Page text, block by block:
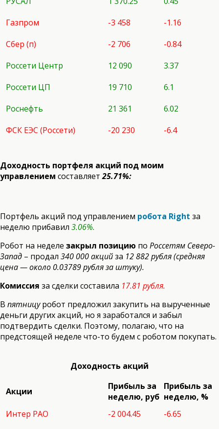
Газпром
-3 458
-1.16
Сбер (п)
-2 706
-0.84
Россети Центр
12 090
3.37
Россети ЦП
19 710
6.1
Роснефть
21 361
6.02
ФСК ЕЭС (Россети)
-20 230 -6.4
Доходность портфеля акций под моим
управлением составляет25.71%:
Портфель акций под управлением робота Right за
неделю прибавил 3.06%.
Робот на неделе закрыл позицию по Россетям Северо-
Запад – продал 340 000 акцийза 12 882 рубля (средняя
цена — около 0.03789 рубля за штуку).
Комиссия за сделки составила 17.81 рубля.
В пятницуробот предложил закупить на вырученные
деньги других акций, но я заработался и забыл
подтвердить сделки. Поэтому, полагаю, что на
предстоящей неделе что-то будем с роботом покупать.
Доходность акций
Акции
Прибыль за
неделю, руб
Прибыль за
неделю, %
Интер РАО
-2 004.45 -6.65